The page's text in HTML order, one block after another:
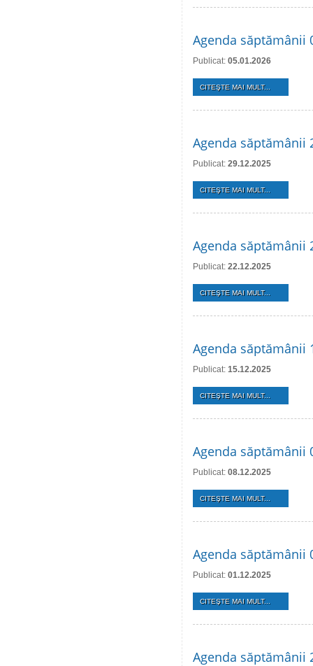
Agenda săptămânii
Publicat: 05.01.2026
CITEŞTE MAI MULT...
Agenda săptămânii
Publicat: 29.12.2025
CITEŞTE MAI MULT...
Agenda săptămânii
Publicat: 22.12.2025
CITEŞTE MAI MULT...
Agenda săptămânii
Publicat: 15.12.2025
CITEŞTE MAI MULT...
Agenda săptămânii
Publicat: 08.12.2025
CITEŞTE MAI MULT...
Agenda săptămânii
Publicat: 01.12.2025
CITEŞTE MAI MULT...
Agenda săptămânii